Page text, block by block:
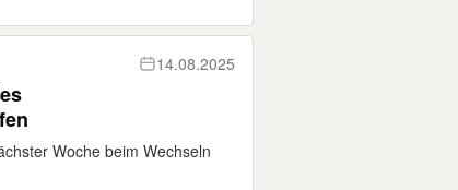
14.08.2025
Woche beim Wechseln